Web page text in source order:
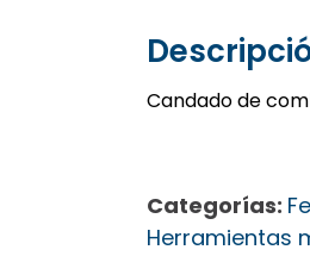
Candado de
Categorías:
Herramientas